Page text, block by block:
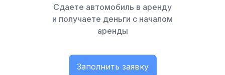
Сдаете автомобиль в аренду
и получаете деньги с началом
аренды
Заполнить заявку